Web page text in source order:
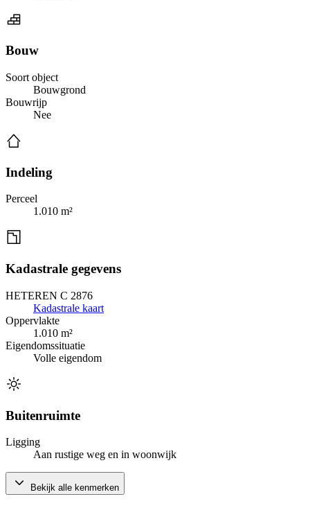
Bouw
Soort object
Bouwgrond
Bouwrijp
Nee
Indeling
Perceel
1.010 m²
Kadastrale gegevens
HETEREN C 2876
Kadastrale kaart
Oppervlakte
1.010 m²
Eigendomssituatie
Volle eigendom
Buitenruimte
Ligging
Aan rustige weg en in woonwijk
Bekijk alle kenmerken